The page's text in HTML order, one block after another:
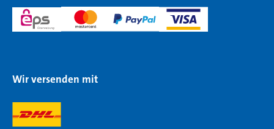
Wir versenden mit